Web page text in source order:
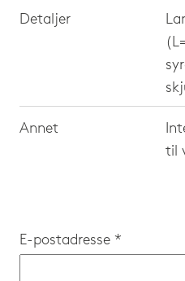
Detaljer
Annet
til
E-postadresse *